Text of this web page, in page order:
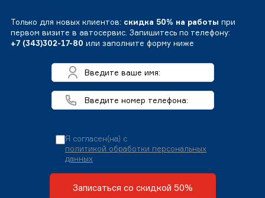
Только для новых клиентов: скидка 50% на работы при
первом визите в автосервис. Запишитесь по телефону:
+7 (343)302-17-80 или заполните форму ниже
Я согласен(на) с
политикой обработки персональных
данных
Записаться со скидкой 50%